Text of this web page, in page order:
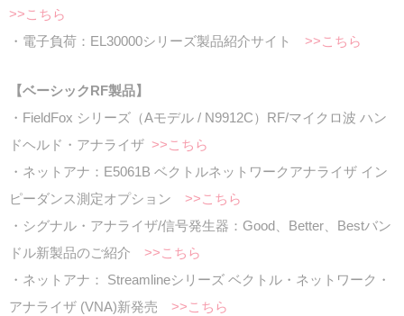
>>こちら
・電子負荷：EL30000シリーズ製品紹介サイト >>こちら
【ベーシックRF製品】
・FieldFox シリーズ（Aモデル / N9912C）RF/マイクロ波 ハン
ドヘルド・アナライザ >>こちら
・ネットアナ：E5061B ベクトルネットワークアナライザ イン
ピーダンス測定オプション >>こちら
・シグナル・アナライザ/信号発生器：Good、Better、Bestバン
ドル新製品のご紹介 >>こちら
・ネットアナ： Streamlineシリーズ ベクトル・ネットワーク・
アナライザ (VNA)新発売 >>こちら